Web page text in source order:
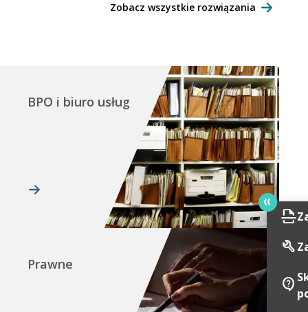
Zobacz wszystkie rozwiązania
BPO i biuro usług
Prawne
scan
build
contact_support